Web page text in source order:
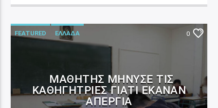
FEATURED ΕΛΛΑΔΑ 0
ΜΑΘΗΤΉΣ ΜΉΝΥΣΕ ΤΙΣ
ΚΑΘΗΓΉΤΡΙΕΣ ΓΙΑΤΊ ΈΚΑΝΑΝ
ΑΠΕΡΓΊΑ